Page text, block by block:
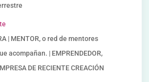
| MENTOR, o red de mentores
acompañan. | EMPRENDEDOR,
DE RECIENTE CREACIÓN